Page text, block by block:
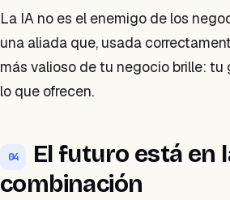
La IA no es el enemigo de los
una aliada que, usada
más valioso de tu negocio brille:
lo que ofrecen.
04
El futuro está en
combinación